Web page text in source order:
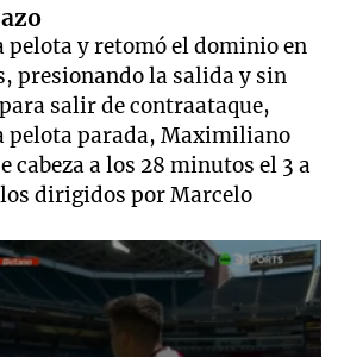
pelota y retomó el dominio en
presionando la salida y sin
salir de contraataque,
pelota parada, Maximiliano
cabeza a los 28 minutos el 3 a
dirigidos por Marcelo